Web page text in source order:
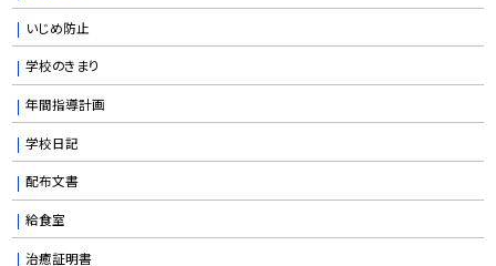
いじめ防止
学校のきまり
年間指導計画
学校日記
配布文書
給食室
治癒証明書